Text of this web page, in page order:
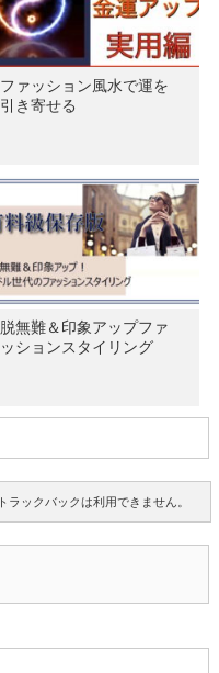
ファッション風水で運を
引き寄せる
脱無難＆印象アップファ
ッションスタイリング
トラックバックは利用できません。